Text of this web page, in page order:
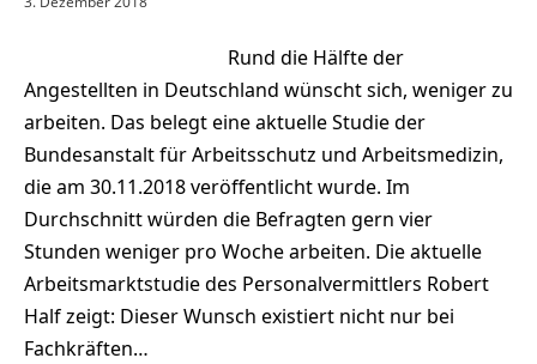
Rund die Hälfte der
Angestellten in Deutschland wünscht sich, weniger zu
arbeiten. Das belegt eine aktuelle Studie der
Bundesanstalt für Arbeitsschutz und Arbeitsmedizin,
die am 30.11.2018 veröffentlicht wurde. Im
Durchschnitt würden die Befragten gern vier
Stunden weniger pro Woche arbeiten. Die aktuelle
Arbeitsmarktstudie des Personalvermittlers Robert
Half zeigt: Dieser Wunsch existiert nicht nur bei
Fachkräften…